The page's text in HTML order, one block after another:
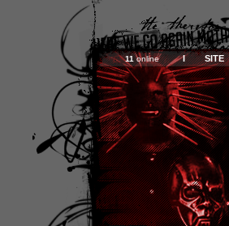
11online I